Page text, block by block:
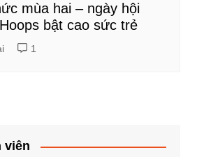
mùa hai – ngày hội
bật cao sức trẻ
1
viên